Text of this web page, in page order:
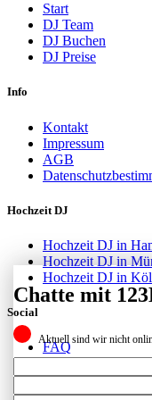
Start
DJ Team
DJ Buchen
DJ Preise
Info
Kontakt
Impressum
AGB
Hochzeit DJ
Hochzeit DJ in
Hochzeit DJ in
Hochzeit DJ in
Social
FAQ
Facebook
Instagram
Chatte mit
Aktuell sind wir nicht